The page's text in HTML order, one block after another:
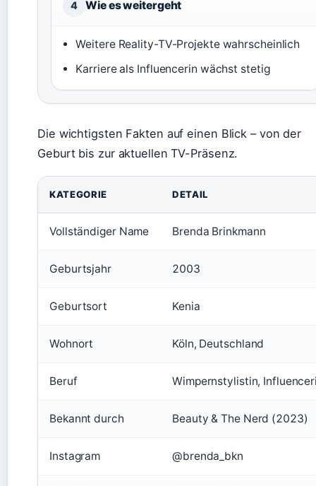
4 Wie es weitergeht
Weitere Reality-TV-Projekte wahrscheinlich
Karriere als Influencerin wächst stetig
Die wichtigsten Fakten auf einen Blick – von der
Geburt bis zur aktuellen TV-Präsenz.
KATEGORIE DETAIL
Vollständiger Name Brenda Brinkmann
Geburtsjahr 2003
Geburtsort Kenia
Wohnort Köln, Deutschland
Beruf Wimpernstylistin,
Bekannt durch Beauty & The Nerd (2023)
Instagram @brenda_bkn